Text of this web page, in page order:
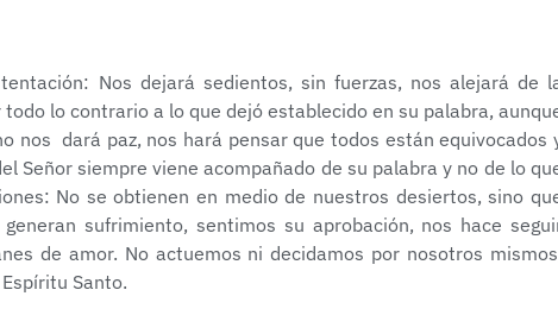
Nos dejará sedientos, sin fuerzas, nos alejará de
lo contrario a lo que dejó establecido en su palabra,
nos dará paz, nos hará pensar que todos están equivocados
Señor siempre viene acompañado de su palabra y no de lo
No se obtienen en medio de nuestros desiertos, sino
sufrimiento, sentimos su aprobación, nos hace
de amor. No actuemos ni decidamos por nosotros
Santo.